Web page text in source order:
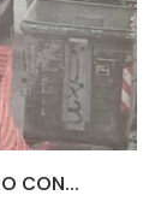
CON...